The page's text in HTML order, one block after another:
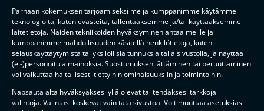
Parhaan kokemuksen tarjoamiseksi me ja kumppanimme käytämme
teknologioita, kuten evästeitä, tallentaaksemme ja/tai käyttääksemme
laitetietoja. Näiden tekniikoiden hyväksyminen antaa meille ja
kumppanimme mahdollisuuden käsitellä henkilötietoja, kuten
selauskäyttäytymistä tai yksilöllisiä tunnuksia tällä sivustolla, ja näyttää
(ei-)personoituja mainoksia. Suostumuksen jättäminen tai peruuttaminen
voi vaikuttaa haitallisesti tiettyihin ominaisuuksiin ja toimintoihin.
Napsauta alta hyväksyäksesi yllä olevat tai tehdäksesi tarkkoja
valintoja. Valintasi koskevat vain tätä sivustoa. Voit muuttaa asetuksiasi
TILAA
F-LIIGANKUMPPANIT